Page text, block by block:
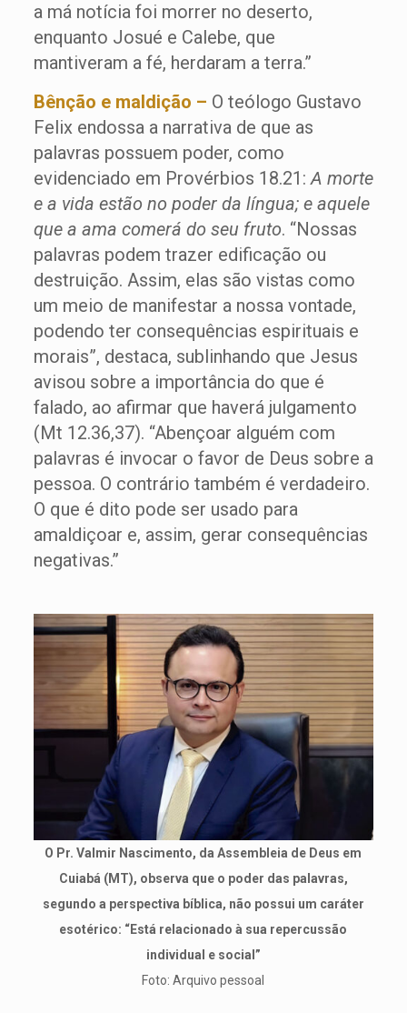
a má notícia foi morrer no deserto,
enquanto Josué e Calebe, que
mantiveram a fé, herdaram a terra.”
Bênção e maldição – O teólogo Gustavo
Felix endossa a narrativa de que as
palavras possuem poder, como
evidenciado em Provérbios 18.21:A morte
e a vida estão no poder da língua; e aquele
que a ama comerá do seu fruto. “Nossas
palavras podem trazer edificação ou
destruição. Assim, elas são vistas como
um meio de manifestar a nossa vontade,
podendo ter consequências espirituais e
morais”, destaca, sublinhando que Jesus
avisou sobre a importância do que é
falado, ao afirmar que haverá julgamento
(Mt 12.36,37). “Abençoar alguém com
palavras é invocar o favor de Deus sobre a
pessoa. O contrário também é verdadeiro.
O que é dito pode ser usado para
amaldiçoar e, assim, gerar consequências
negativas.”
O Pr. Valmir Nascimento, da Assembleia de Deus em
Cuiabá (MT), observa que o poder das palavras,
segundo a perspectiva bíblica, não possui um caráter
esotérico: “Está relacionado à sua repercussão
individual e social”
Foto: Arquivo pessoal